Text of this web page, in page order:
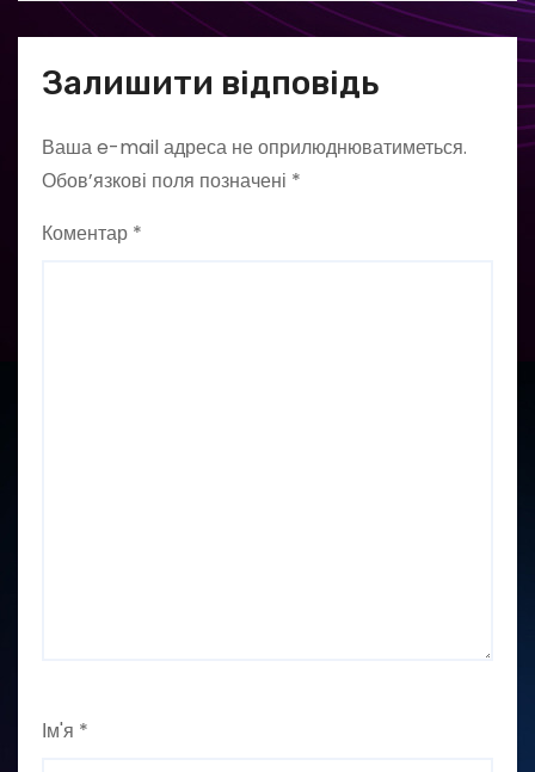
Залишити відповідь
Ваша e-mail адреса не оприлюднюватиметься.
Обов’язкові поля позначені *
Коментар *
Ім'я *